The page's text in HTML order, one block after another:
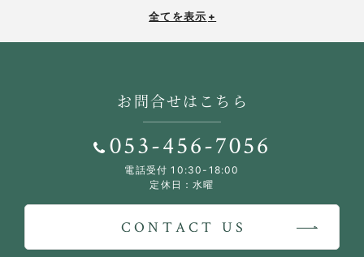
全てを表示 +
お問合せはこちら
053-456-7056
電話受付 10:30-18:00
定休日：水曜
CONTACT US